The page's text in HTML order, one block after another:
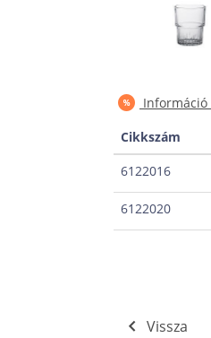
Információ
Cikkszám
6122016
6122020
Vissza